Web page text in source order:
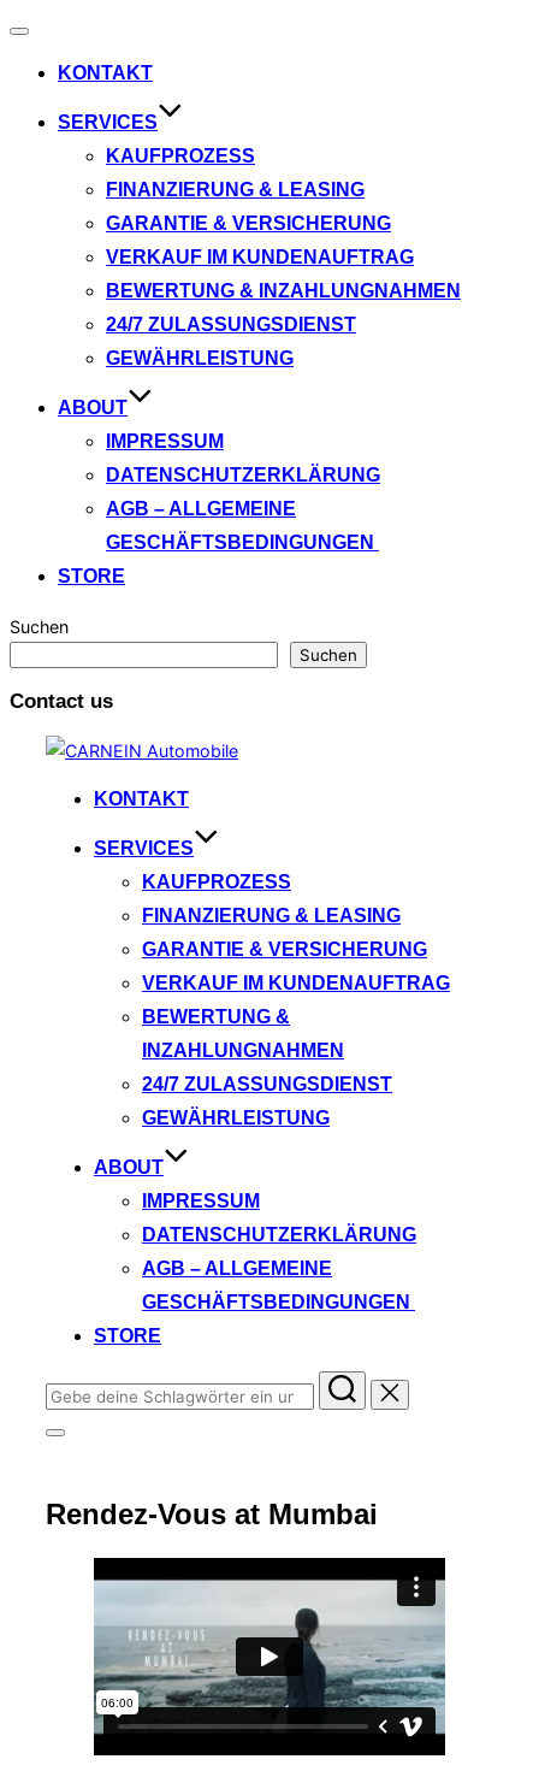
Navigation
KONTAKT
SERVICES
KAUFPROZESS
FINANZIERUNG & LEASING
GARANTIE & VERSICHERUNG
VERKAUF IM KUNDENAUFTRAG
BEWERTUNG & INZAHLUNGNAHMEN
24/7 ZULASSUNGSDIENST
GEWÄHRLEISTUNG
ABOUT
IMPRESSUM
DATENSCHUTZERKLÄRUNG
AGB – ALLGEMEINE
GESCHÄFTSBEDINGUNGEN
STORE
Suchen
Suchen
Contact us
springen
KONTAKT
SERVICES
KAUFPROZESS
FINANZIERUNG & LEASING
GARANTIE & VERSICHERUNG
VERKAUF IM KUNDENAUFTRAG
BEWERTUNG &
INZAHLUNGNAHMEN
24/7 ZULASSUNGSDIENST
GEWÄHRLEISTUNG
ABOUT
IMPRESSUM
DATENSCHUTZERKLÄRUNG
AGB – ALLGEMEINE
GESCHÄFTSBEDINGUNGEN
STORE
Suchen
nach:
Seitenleiste
Rendez-Vous at Mumbai